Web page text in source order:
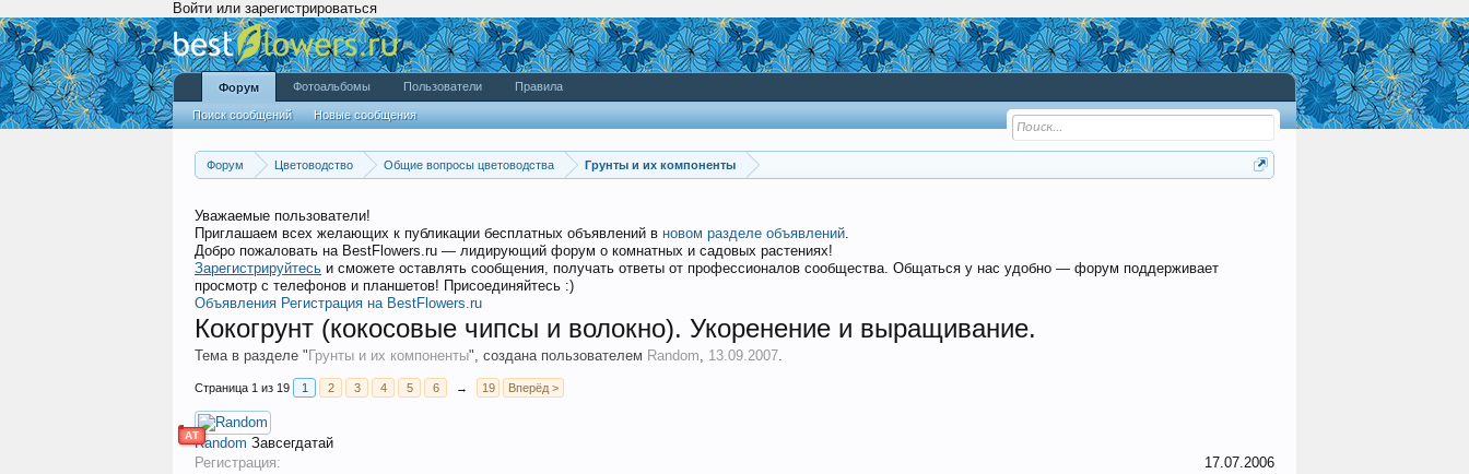
Войти или зарегистрироваться
Форум Цветоводство Общие вопросы цветоводства Грунты и их компоненты
Уважаемые пользователи!
Приглашаем всех желающих к публикации бесплатных объявлений в новом разделе объявлений.
Добро пожаловать на BestFlowers.ru — лидирующий форум о комнатных и садовых растениях!
Зарегистрируйтесь и сможете оставлять сообщения, получать ответы от профессионалов сообщества. Общаться у нас удобно — форум поддерживает
просмотр с телефонов и планшетов! Присоединяйтесь :)
Объявления Регистрация на BestFlowers.ru
Кокогрунт (кокосовые чипсы и волокно). Укоренение и выращивание.
Тема в разделе " Грунты и их компоненты", создана пользователем Random, 13.09.2007.
Страница 1 из 19 1 2 3 4 5 6 → 19 Вперёд >
АТRandom Завсегдатай
Регистрация:
17.07.2006
Форум
Поиск сообщений Новые сообщения
Фотоальбомы Пользователи Правила